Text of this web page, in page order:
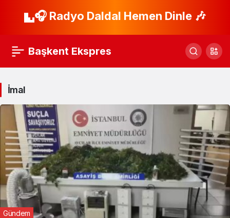
🎧 Radyo Daldal Hemen Dinle 🎶
Başkent Ekspres
İmal
Gündem